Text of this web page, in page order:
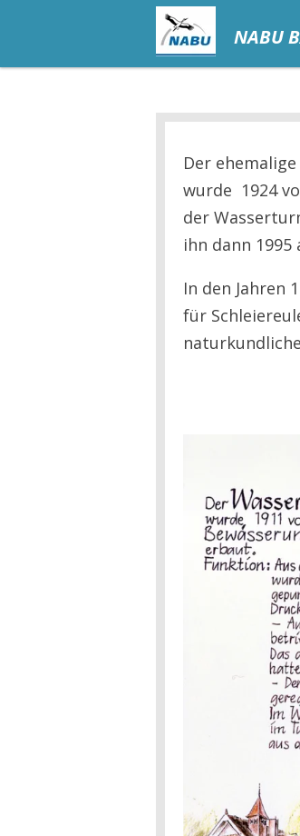
NABU
Der
wurde 1924
der
ihn dann 1995
In den Jahren
für